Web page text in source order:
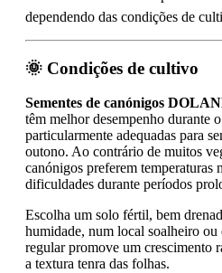
dependendo das condições de
🌞 Condições de cultivo
Sementes de canónigos
têm melhor desempenho durante
particularmente adequadas para
outono. Ao contrário de muitos
canónigos preferem temperaturas
dificuldades durante períodos
Escolha um solo fértil, bem
humidade, num local soalheiro ou
regular promove um crescimento
a textura tenra das folhas.